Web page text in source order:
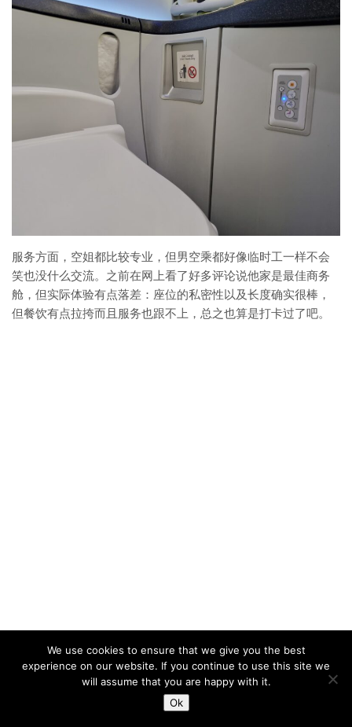
服务方面，空姐都比较专业，但男空乘都好像临时工一样不会
笑也没什么交流。之前在网上看了好多评论说他家是最佳商务
舱，但实际体验有点落差：座位的私密性以及长度确实很棒，
但餐饮有点拉挎而且服务也跟不上，总之也算是打卡过了吧。
We use cookies to ensure that we give you the best
experience on our website. If you continue to use this site we
will assume that you are happy with it.
Ok